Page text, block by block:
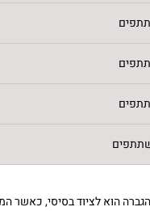
הוא לציוד בסיסי, כאשר